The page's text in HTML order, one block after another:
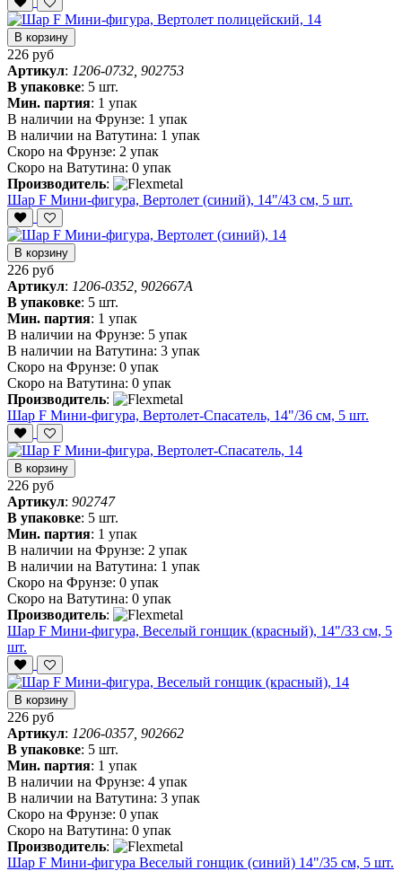
В корзину
226 руб
Артикул: 1206-0732, 902753
В упаковке: 5 шт.
Мин. партия: 1 упак
В наличии на Фрунзе: 1 упак
В наличии на Ватутина: 1 упак
Скоро на Фрунзе: 2 упак
Скоро на Ватутина: 0 упак
Производитель:
Шар F Мини-фигура, Вертолет (синий), 14"/43 см, 5 шт.
В корзину
226 руб
Артикул: 1206-0352, 902667A
В упаковке: 5 шт.
Мин. партия: 1 упак
В наличии на Фрунзе: 5 упак
В наличии на Ватутина: 3 упак
Скоро на Фрунзе: 0 упак
Скоро на Ватутина: 0 упак
Производитель:
Шар F Мини-фигура, Вертолет-Спасатель, 14"/36 см, 5 шт.
В корзину
226 руб
Артикул: 902747
В упаковке: 5 шт.
Мин. партия: 1 упак
В наличии на Фрунзе: 2 упак
В наличии на Ватутина: 1 упак
Скоро на Фрунзе: 0 упак
Скоро на Ватутина: 0 упак
Производитель:
Шар F Мини-фигура, Веселый гонщик (красный), 14"/33 см, 5
шт.
В корзину
226 руб
Артикул: 1206-0357, 902662
В упаковке: 5 шт.
Мин. партия: 1 упак
В наличии на Фрунзе: 4 упак
В наличии на Ватутина: 3 упак
Скоро на Фрунзе: 0 упак
Скоро на Ватутина: 0 упак
Производитель:
Шар F Мини-фигура Веселый гонщик (синий) 14"/35 см, 5 шт.